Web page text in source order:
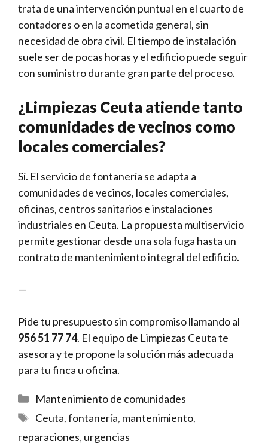
trata de una intervención puntual en el cuarto de
contadores o en la acometida general, sin
necesidad de obra civil. El tiempo de instalación
suele ser de pocas horas y el edificio puede seguir
con suministro durante gran parte del proceso.
¿Limpiezas Ceuta atiende tanto
comunidades de vecinos como
locales comerciales?
Sí. El servicio de fontanería se adapta a
comunidades de vecinos, locales comerciales,
oficinas, centros sanitarios e instalaciones
industriales en Ceuta. La propuesta multiservicio
permite gestionar desde una sola fuga hasta un
contrato de mantenimiento integral del edificio.
—
Pide tu presupuesto sin compromiso llamando al
956 51 77 74. El equipo de Limpiezas Ceuta te
asesora y te propone la solución más adecuada
para tu finca u oficina.
Categorías
Mantenimiento de comunidades
Etiquetas
Ceuta,fontanería, mantenimiento,
reparaciones, urgencias